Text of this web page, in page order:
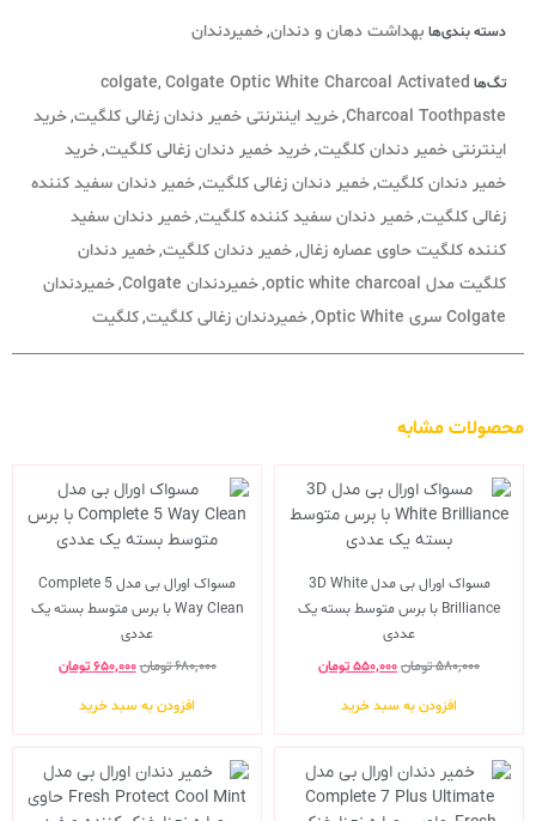
دسته بندی‌ها بهداشت دهان و دندان,خمیردندان
تگ‌ها colgate, Colgate Optic White Charcoal Activated
Charcoal Toothpaste
,خرید اینترنتی خمیر دندان زغالی کلگیت,خرید
اینترنتی خمیر دندان کلگیت,خرید خمیر دندان زغالی کلگیت,خرید
خمیر دندان کلگیت,خمیر دندان زغالی کلگیت,خمیر دندان سفید کننده
زغالی کلگیت,خمیر دندان سفید کننده کلگیت,خمیر دندان سفید
کننده کلگیت حاوی عصاره زغال,خمیر دندان کلگیت,خمیر دندان
کلگیت مدل optic white charcoal
,خمیردندان Colgate ,خمیردندان
Colgate سری Optic White
,خمیردندان زغالی کلگیت,کلگیت
محصولات مشابه
مسواک اورال بی مدل 3D White
Brilliance با برس متوسط بسته یک
عددی
۵۸۰,۰۰۰تومان۵۵۰,۰۰۰تومان
افزودن به سبد خرید
مسواک اورال بی مدل Complete 5
Way Clean با برس متوسط بسته یک
عددی
۶۸۰,۰۰۰تومان۶۵۰,۰۰۰تومان
افزودن به سبد خرید